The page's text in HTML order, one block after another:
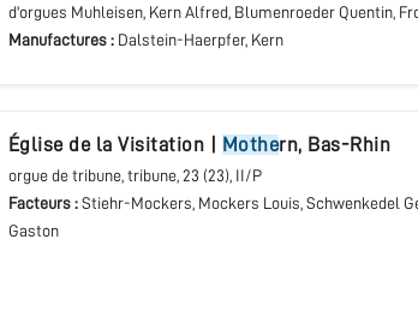
d'orgues Muhleisen, Kern Alfred, Blumenroeder Quentin,
Manufactures : Dalstein-Haerpfer, Kern
église de la Visitation Mothern, Bas-Rhin
orgue de tribune, tribune, 23 (23), II/P
Facteurs : Stiehr-Mockers, Mockers Louis, Schwenkedel
Gaston